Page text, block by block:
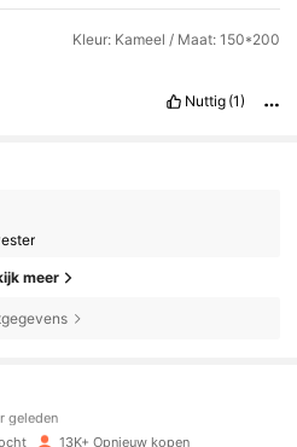
Kleur: Kameel / Maat: 150*200
Nuttig (1)
meer
geleden
13K+ Opnieuw kopen